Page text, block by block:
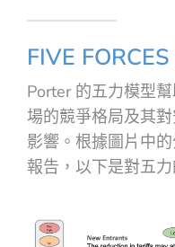
FIVE
Porter 的五力模型
場的競爭格局及其
影響。根據圖片中
報告，以下是對五力